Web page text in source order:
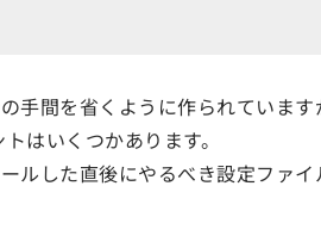
間を省くように作られています
はいくつかあります。
した直後にやるべき設定ファイ